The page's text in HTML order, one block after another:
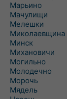
Марьино
Мачулищи
Мелешки
Миколаевщина
Минск
Михановичи
Могильно
Молодечно
Морочь
Мядель